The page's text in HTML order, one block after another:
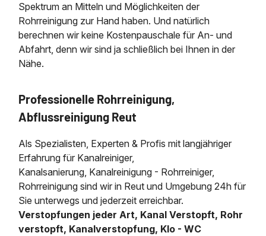
Spektrum an Mitteln und Möglichkeiten der
Rohrreinigung zur Hand haben. Und natürlich
berechnen wir keine Kostenpauschale für An- und
Abfahrt, denn wir sind ja schließlich bei Ihnen in der
Nähe.
Professionelle Rohrreinigung,
Abflussreinigung Reut
Als Spezialisten, Experten & Profis mit langjähriger
Erfahrung für Kanalreiniger,
Kanalsanierung, Kanalreinigung - Rohrreiniger,
Rohrreinigung sind wir in Reut und Umgebung 24h für
Sie unterwegs und jederzeit erreichbar.
Verstopfungen jeder Art, Kanal Verstopft, Rohr
verstopft, Kanalverstopfung, Klo - WC